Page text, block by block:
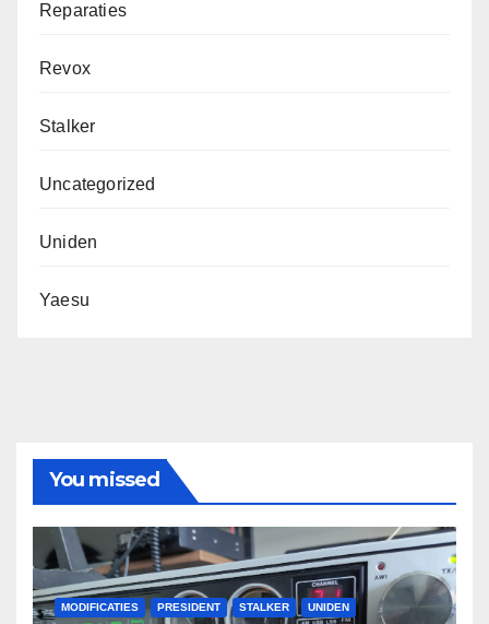
Reparaties
Revox
Stalker
Uncategorized
Uniden
Yaesu
You missed
MODIFICATIES PRESIDENT STALKER UNIDEN